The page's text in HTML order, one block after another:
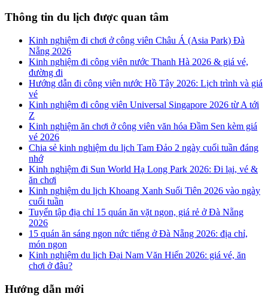
Thông tin du lịch được quan tâm
Kinh nghiệm đi chơi ở công viên Châu Á (Asia Park) Đà
Nẵng 2026
Kinh nghiệm đi công viên nước Thanh Hà 2026 & giá vé,
đường đi
Hướng dẫn đi công viên nước Hồ Tây 2026: Lịch trình và giá
vé
Kinh nghiệm đi công viên Universal Singapore 2026 từ A tới
Z
Kinh nghiệm ăn chơi ở công viên văn hóa Đầm Sen kèm giá
vé 2026
Chia sẻ kinh nghiệm du lịch Tam Đảo 2 ngày cuối tuần đáng
nhớ
Kinh nghiệm đi Sun World Hạ Long Park 2026: Đi lại, vé &
ăn chơi
Kinh nghiệm du lịch Khoang Xanh Suối Tiên 2026 vào ngày
cuối tuần
Tuyển tập địa chỉ 15 quán ăn vặt ngon, giá rẻ ở Đà Nẵng
2026
15 quán ăn sáng ngon nức tiếng ở Đà Nẵng 2026: địa chỉ,
món ngon
Kinh nghiệm du lịch Đại Nam Văn Hiến 2026: giá vé, ăn
chơi ở đâu?
Hướng dẫn mới